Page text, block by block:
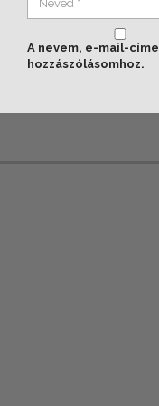
A nevem, e-mail-
hozzászólásomhoz.